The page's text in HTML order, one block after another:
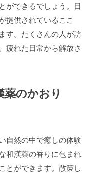
ができるでしょう。日
提供されているここ
す。たくさんの人が訪
疲れた日常から解放さ
薬のかおり
自然の中で癒しの体験
和漢薬の香りに包まれ
とができます。散策し